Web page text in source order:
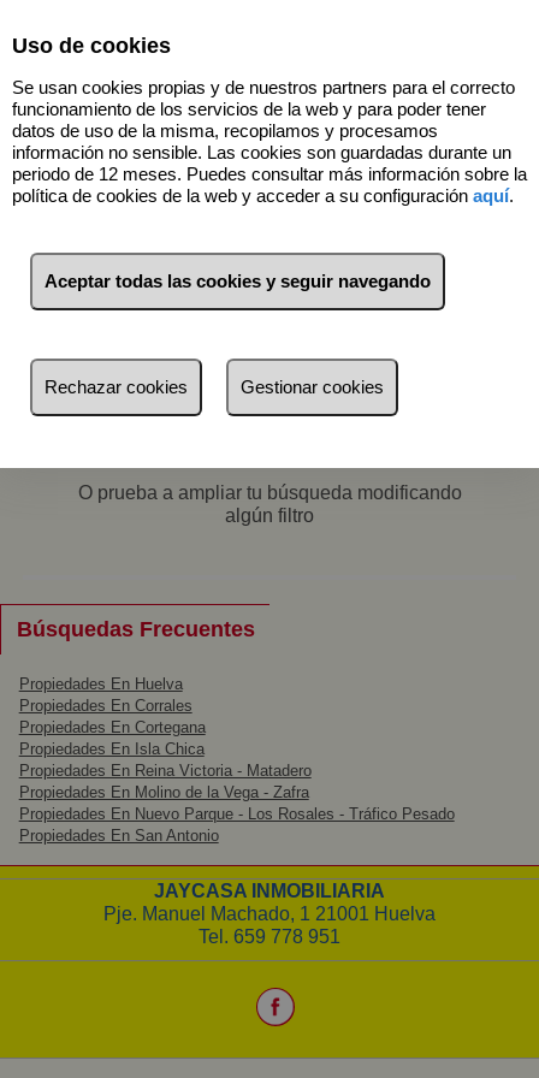
Menos reciente
Caros
No hay nada por aquí :)
O prueba a ampliar tu búsqueda modificando
algún filtro
Búsquedas Frecuentes
Propiedades En Huelva
Propiedades En Corrales
Propiedades En Cortegana
Propiedades En Isla Chica
Propiedades En Reina Victoria - Matadero
Propiedades En Molino de la Vega - Zafra
Propiedades En Nuevo Parque - Los Rosales - Tráfico Pesado
Propiedades En San Antonio
JAYCASA INMOBILIARIA
Pje. Manuel Machado, 1 21001 Huelva
Tel. 659 778 951
Uso de cookies
Se usan cookies propias y de nuestros partners para el correcto
funcionamiento de los servicios de la web y para poder tener
datos de uso de la misma, recopilamos y procesamos
información no sensible. Las cookies son guardadas durante un
periodo de 12 meses. Puedes consultar más información sobre la
política de cookies de la web y acceder a su configuración aquí.
Aceptar todas las cookies y seguir navegando
Rechazar cookies Gestionar cookies